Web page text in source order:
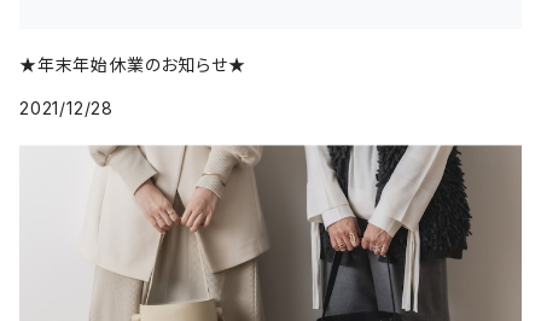
★年末年始休業のお知らせ★
2021/12/28